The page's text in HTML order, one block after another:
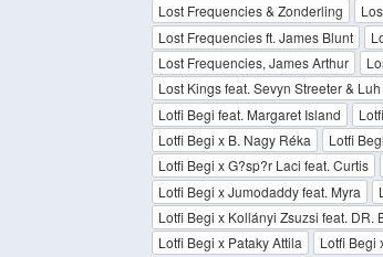
Lost Frequencies & Zonderling
Lost Frequencies ft. James Blunt
Lost Frequencies, James Arthur
Lost Kings feat. Sevyn Streeter &
Lotfi Begi feat. Margaret Island
Lotfi Begi x B. Nagy Réka
Lotfi
Lotfi Begi x G?sp?r Laci feat. Curtis
Lotfi Begi x Jumodaddy feat. Myra
Lotfi Begi x Kollányi Zsuzsi feat. DR.
Lotfi Begi x Pataky Attila
Lotfi Begi